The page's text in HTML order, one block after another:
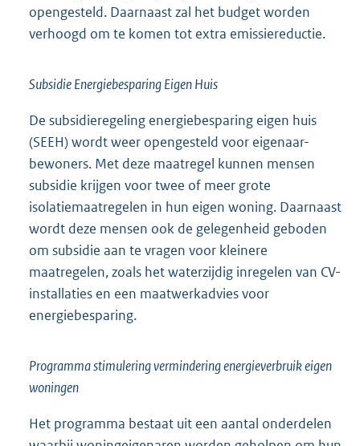
opengesteld. Daarnaast zal het budget worden
verhoogd om te komen tot extra emissiereductie.
Subsidie Energiebesparing Eigen Huis
De subsidieregeling energiebesparing eigen huis
(SEEH) wordt weer opengesteld voor eigenaar-
bewoners. Met deze maatregel kunnen mensen
subsidie krijgen voor twee of meer grote
isolatiemaatregelen in hun eigen woning. Daarnaast
wordt deze mensen ook de gelegenheid geboden
om subsidie aan te vragen voor kleinere
maatregelen, zoals het waterzijdig inregelen van CV-
installaties en een maatwerkadvies voor
energiebesparing.
Programma stimulering vermindering energieverbruik eigen
woningen
Het programma bestaat uit een aantal onderdelen